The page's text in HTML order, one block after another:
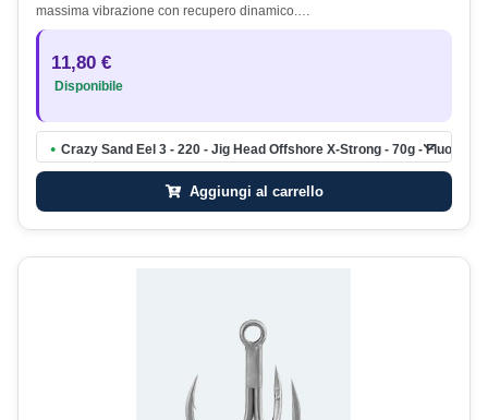
massima vibrazione con recupero dinamico.…
11,80 €
Disponibile
● Crazy Sand Eel 3 - 220 - Jig Head Offshore X-Strong - 70g - Fluo Pink
Aggiungi al carrello